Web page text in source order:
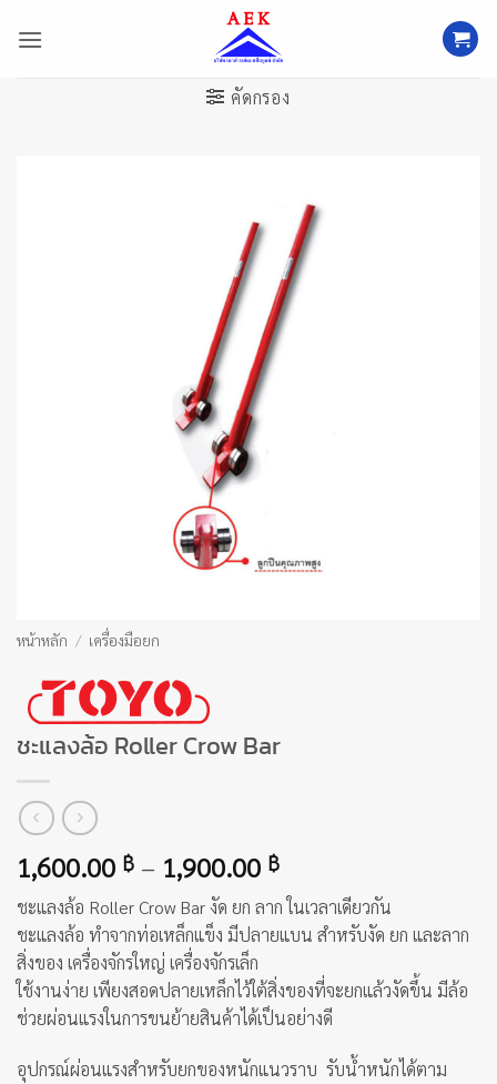
คัดกรอง
หน้าหลัก / เครื่องมือยก
ชะแลงล้อ Roller Crow Bar
1,600.00 ฿ – 1,900.00 ฿Price
range:
1,600.00 ฿
through
1,900.00 ฿
ชะแลงล้อ Roller Crow Bar งัด ยก ลาก ในเวลาเดียวกัน
ชะแลงล้อ ทำจากท่อเหล็กแข็ง มีปลายแบน สำหรับงัด ยก และลาก
สิ่งของ เครื่องจักรใหญ่ เครื่องจักรเล็ก
ใช้งานง่าย เพียงสอดปลายเหล็กไว้ใต้สิ่งของที่จะยกแล้วงัดขึ้น มีล้อ
ช่วยผ่อนแรงในการขนย้ายสินค้าได้เป็นอย่างดี
อุปกรณ์ผ่อนแรงสำหรับยกของหนักแนวราบ รับน้ำหนักได้ตาม